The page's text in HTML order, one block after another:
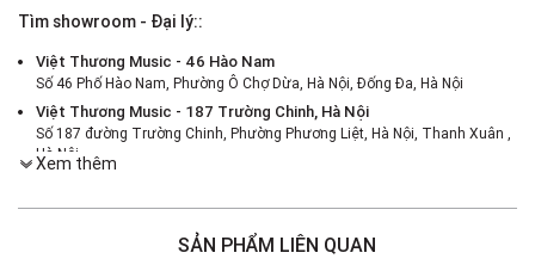
Tìm showroom - Đại lý::
Việt Thương Music - 46 Hào Nam
Số 46 Phố Hào Nam, Phường Ô Chợ Dừa, Hà Nội, Đống Đa, Hà Nội
Việt Thương Music - 187 Trường Chinh, Hà Nội
Số 187 đường Trường Chinh, Phường Phương Liệt, Hà Nội, Thanh Xuân ,
Hà Nội
386 Cách Mạng Tháng Tám, Phường Nhiêu Lộc, TPHCM, Quận 3, Hồ Chí
Việt Thương Music - 369 Điện Biên Phủ
Xem thêm
SẢN PHẨM LIÊN QUAN